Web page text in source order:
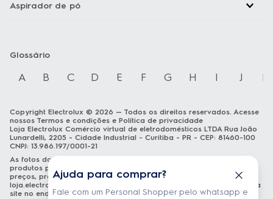
Ajuda para comprar?
Fale com um Personal Shopper pelo whatsapp e
Aspirador de pó
Glossário
A B C D E F G H I J K
Copyright Electrolux © 2026 — Todos os direitos reservados. Acesse
nossos Termos e condições e Política de privacidade
Loja Electrolux Comércio virtual de eletrodomésticos LTDA Rua João
Lunardelli, 2205 - Cidade Industrial - Curitiba - PR - CEP: 81460-100
CNPJ: 13.986.197/0001-21
As fotos dos produtos são meramente ilustrativas. A venda dos
produtos publicados está sujeita a disponibilidade de estoque. Os
preços, promoções e formas de pagamento publicados em
loja.electrolux.com.br
estão válidos exclusivamente para compra via
site no endereço mencionado. As especificações técnicas e